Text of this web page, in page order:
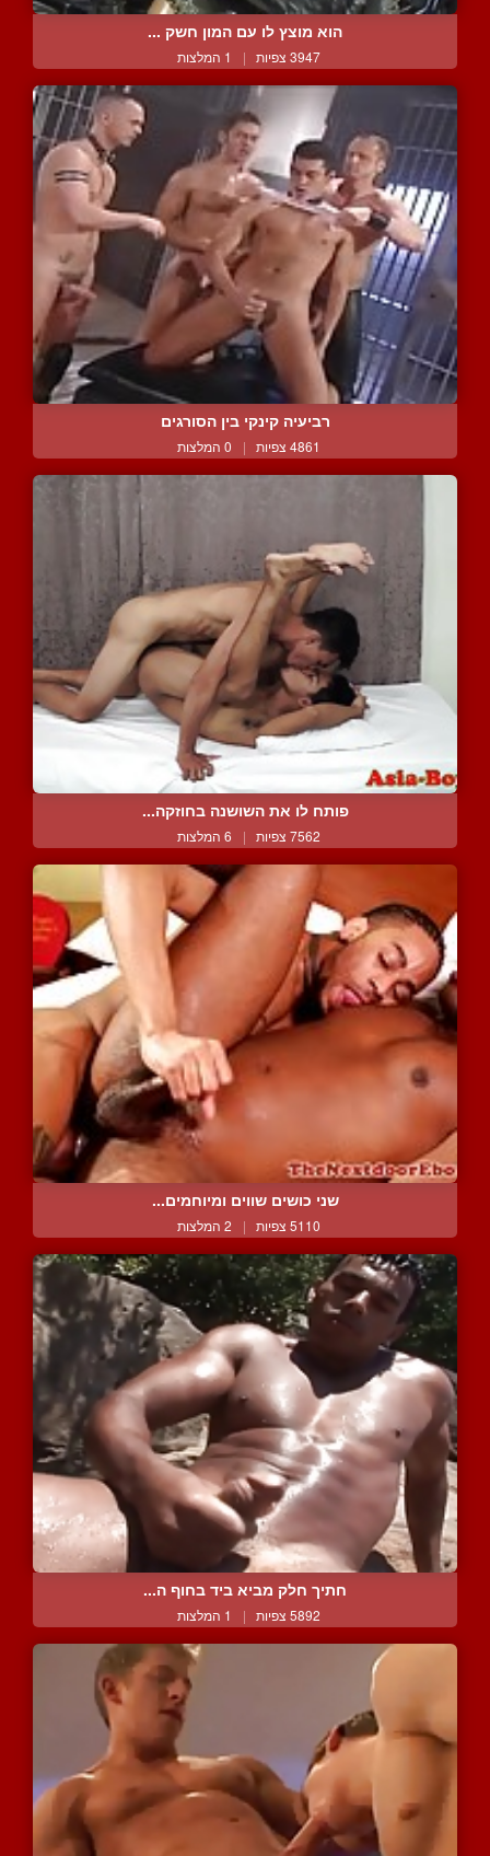
הוא מוצץ לו עם המון חשק ...
3947 צפיות | 1 המלצות
רביעיה קינקי בין הסורגים
4861 צפיות | 0 המלצות
פותח לו את השושנה בחוזקה...
7562 צפיות | 6 המלצות
שני כושים שווים ומיוחמים...
5110 צפיות | 2 המלצות
חתיך חלק מביא ביד בחוף ה...
5892 צפיות | 1 המלצות